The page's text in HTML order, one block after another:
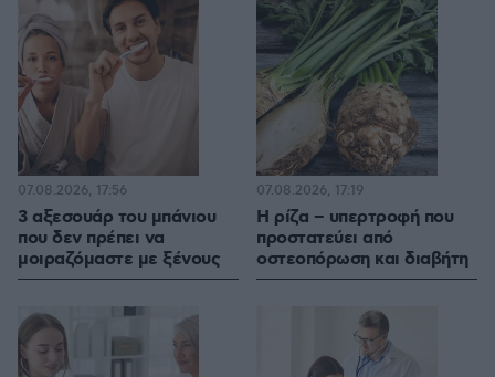
3 αξεσουάρ του μπάνιου
που δεν πρέπει να
μοιραζόμαστε με ξένους
07.08.2026, 17:56
Η ρίζα – υπερτροφή που
προστατεύει από
οστεοπόρωση και διαβήτη
07.08.2026, 17:19